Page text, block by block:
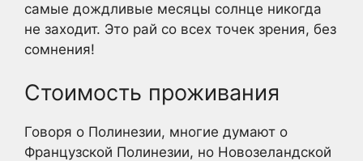
самые дождливые месяцы солнце никогда
не заходит. Это рай со всех точек зрения, без
сомнения!
Стоимость проживания
Говоря о Полинезии, многие думают о
Французской Полинезии, но Новозеландской